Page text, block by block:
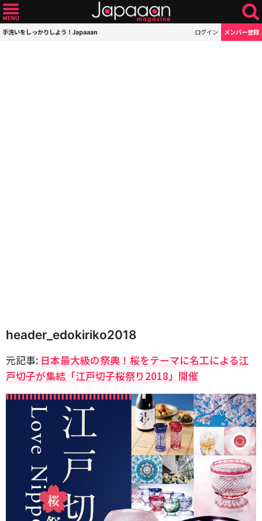
手洗いをしっかりしよう！Japaaan ログイン メンバー登録
header_edokiriko2018
元記事: 日本最大級の祭典！桜をテーマに名工による江
戸切子が集結「江戸切子桜祭り2018」開催